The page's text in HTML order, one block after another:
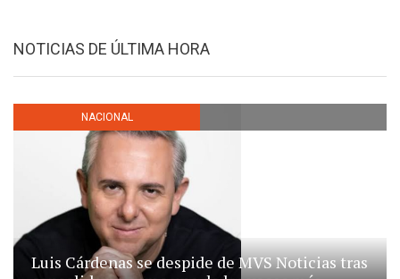
NOTICIAS DE ÚLTIMA HORA
NACIONAL
Luis Cárdenas se despide de MVS Noticias tras